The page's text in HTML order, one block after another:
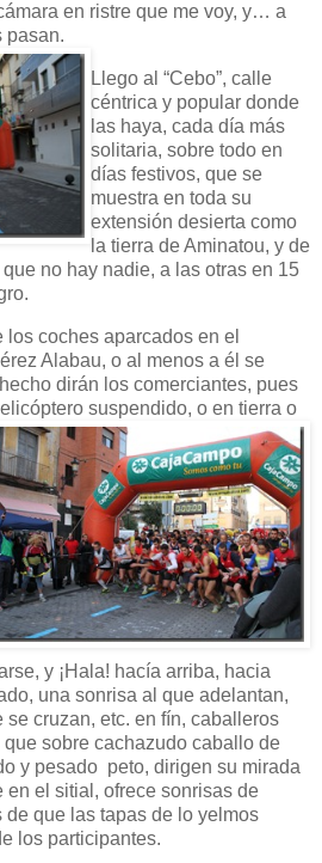
en ristre que me voy, y… a
pasan.
Llego al “Cebo”, calle
céntrica y popular donde
las haya, cada día más
solitaria, sobre todo en
días festivos, que se
muestra en toda su
extensión desierta como
la tierra de Aminatou, y de
no hay nadie, a las otras en 15
los coches aparcados en el
Alabau, o al menos a él se
dirán los comerciantes, pues
suspendido, o en tierra o
y ¡Hala! hacía arriba, hacia
una sonrisa al que adelantan,
cruzan, etc. en fín, caballeros
sobre cachazudo caballo de
y pesado peto, dirigen su mirada
el sitial, ofrece sonrisas de
que las tapas de lo yelmos
los participantes.